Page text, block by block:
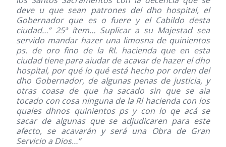
deve u que sean patrones del dho hospital, el
Gobernador que es o fuere y el Cabildo desta
ciudad…” 25ª ítem… Suplicar a su Majestad sea
servido mandar hazer una limosna de quinientos
ps. de oro fino de la Rl. hacienda que en esta
ciudad tiene para aiudar de acavar de hazer el dho
hospital, por qué lo qué está hecho por orden del
dho Gobernador, de algunas penas de justicia, y
otras coasa de que ha sacado sin que se aia
tocado con cosa ninguna de la Rl hacienda con los
quales dhnos quinientos ps y con lo qe acá se
sacar de algunas que se adjudicaren para este
afecto, se acavarán y será una Obra de Gran
Servicio a Dios…”